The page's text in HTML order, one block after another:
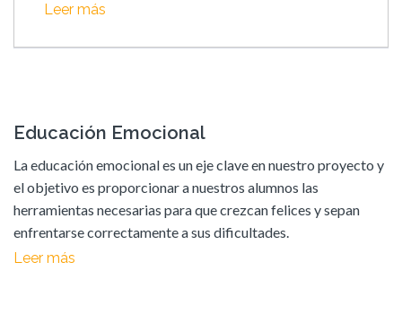
Leer más
Educación Emocional
La educación emocional es un eje clave en nuestro proyecto y
el objetivo es proporcionar a nuestros alumnos las
herramientas necesarias para que crezcan felices y sepan
enfrentarse correctamente a sus dificultades.
Leer más